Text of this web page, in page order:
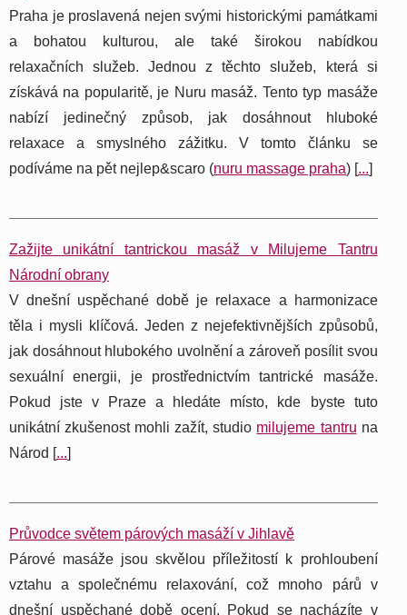
Praha je proslavená nejen svými historickými památkami
a bohatou kulturou, ale také širokou nabídkou
relaxačních služeb. Jednou z těchto služeb, která si
získává na popularitě, je Nuru masáž. Tento typ masáže
nabízí jedinečný způsob, jak dosáhnout hluboké
relaxace a smyslného zážitku. V tomto článku se
podíváme na pět nejlep&scaro (nuru massage praha) [...]
Zažijte unikátní tantrickou masáž v Milujeme Tantru
Národní obrany
V dnešní uspěchané době je relaxace a harmonizace
těla i mysli klíčová. Jeden z nejefektivnějších způsobů,
jak dosáhnout hlubokého uvolnění a zároveň posílit svou
sexuální energii, je prostřednictvím tantrické masáže.
Pokud jste v Praze a hledáte místo, kde byste tuto
unikátní zkušenost mohli zažít, studio milujeme tantru na
Národ [...]
Průvodce světem párových masáží v Jihlavě
Párové masáže jsou skvělou příležitostí k prohloubení
vztahu a společnému relaxování, což mnoho párů v
dnešní uspěchané době ocení. Pokud se nacházíte v